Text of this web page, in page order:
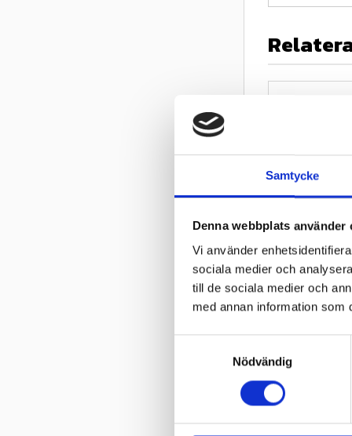
Samtycke
Denna webbplats använder
Vi använder
sociala medier och
till de sociala medier och
med annan information som
Nödvändig
Innerslang
TR218A
Innerslang till
används för
448